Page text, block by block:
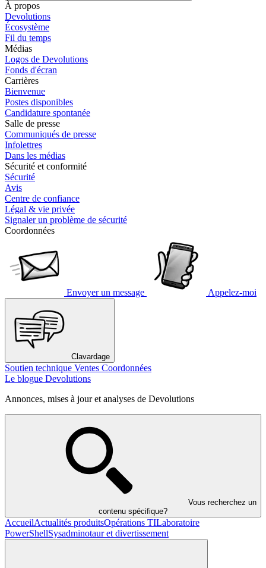
À propos
Devolutions
Écosystème
Fil du temps
Médias
Logos de Devolutions
Fonds d'écran
Carrières
Bienvenue
Postes disponibles
Candidature spontanée
Salle de presse
Communiqués de presse
Infolettres
Dans les médias
Sécurité et conformité
Sécurité
Avis
Centre de confiance
Légal & vie privée
Signaler un problème de sécurité
Coordonnées
Envoyer un message Appelez-moi
Clavardage
Soutien technique Ventes Coordonnées
Le blogue Devolutions
Annonces, mises à jour et analyses de Devolutions
Vous recherchez un
contenu spécifique?
AccueilActualités produitsOpérations TILaboratoire
PowerShellSysadminotaur et divertissement